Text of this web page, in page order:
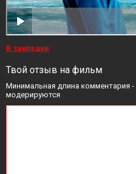
В закладки
Твой отзыв на фильм
Минимальная длина комментария
модерируются